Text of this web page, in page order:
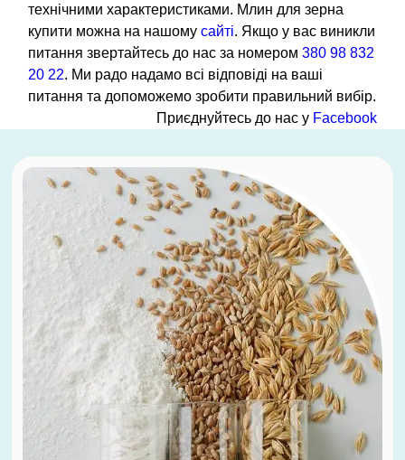
технічними характеристиками. Млин для зерна
купити можна на нашому сайті. Якщо у вас виникли
питання звертайтесь до нас за номером 380 98 832
20 22. Ми радо надамо всі відповіді на ваші
питання та допоможемо зробити правильний вибір.
Приєднуйтесь до нас у Facebook